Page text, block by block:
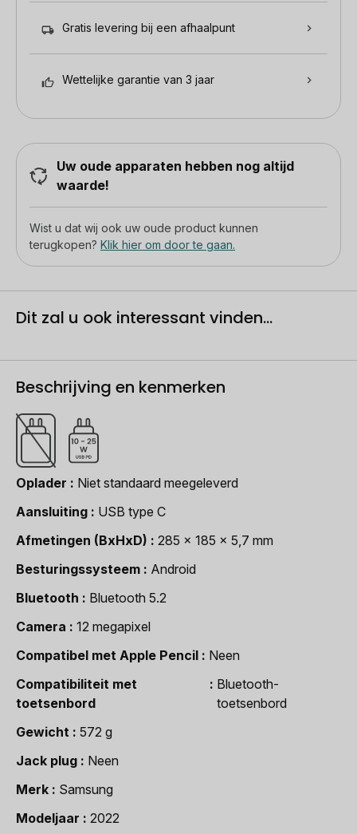
Gratis levering bij een afhaalpunt
Wettelijke garantie van 3 jaar
Uw oude apparaten hebben nog altijd
waarde!
Wist u dat wij ook uw oude product kunnen
terugkopen? Klik hier om door te gaan.
Dit zal u ook interessant vinden...
Beschrijving en kenmerken
Oplader
Niet standaard meegeleverd
Aansluiting
USB type C
Afmetingen (BxHxD)
285 x 185 x 5,7 mm
Besturingssysteem
Android
Bluetooth
Bluetooth 5.2
Camera
12 megapixel
Compatibel met Apple Pencil
Neen
Compatibiliteit met
toetsenbord
Bluetooth-
toetsenbord
Gewicht
572 g
Jack plug
Neen
Merk
Samsung
Modeljaar
2022